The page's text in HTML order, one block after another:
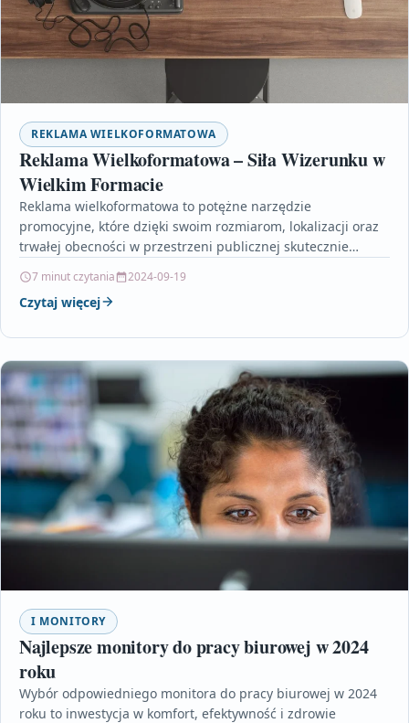
REKLAMA WIELKOFORMATOWA
Reklama Wielkoformatowa – Siła Wizerunku w
Wielkim Formacie
Reklama wielkoformatowa to potężne narzędzie
promocyjne, które dzięki swoim rozmiarom, lokalizacji oraz
trwałej obecności w przestrzeni publicznej skutecznie
7 minut czytania 2024-09-19
Czytaj więcej
I MONITORY
Najlepsze monitory do pracy biurowej w 2024
roku
Wybór odpowiedniego monitora do pracy biurowej w 2024
roku to inwestycja w komfort, efektywność i zdrowie